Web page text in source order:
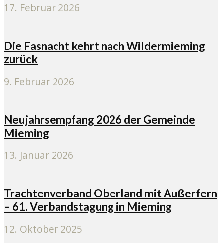
17. Februar 2026
Die Fasnacht kehrt nach Wildermieming
zurück
9. Februar 2026
Neujahrsempfang 2026 der Gemeinde
Mieming
13. Januar 2026
Trachtenverband Oberland mit Außerfern
– 61. Verbandstagung in Mieming
12. Oktober 2025